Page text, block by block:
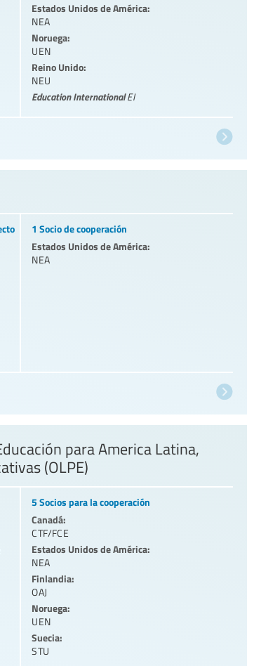
Estados Unidos de América:
NEA
Noruega:
UEN
Reino Unido:
NEU
Education InternationalEI
1 Socio de cooperación
Estados Unidos de América:
NEA
para America Latina,
(OLPE)
5 Socios para la cooperación
Canadá:
CTF/FCE
Estados Unidos de América:
NEA
Finlandia:
OAJ
Noruega:
UEN
Suecia:
STU